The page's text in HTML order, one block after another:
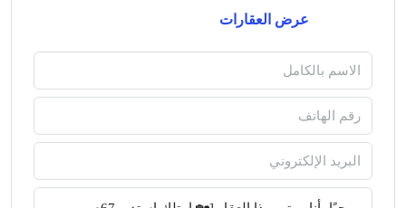
عرض العقارات